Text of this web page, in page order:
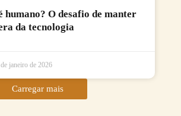
humano? O desafio de manter
da tecnologia
janeiro de 2026
Carregar mais